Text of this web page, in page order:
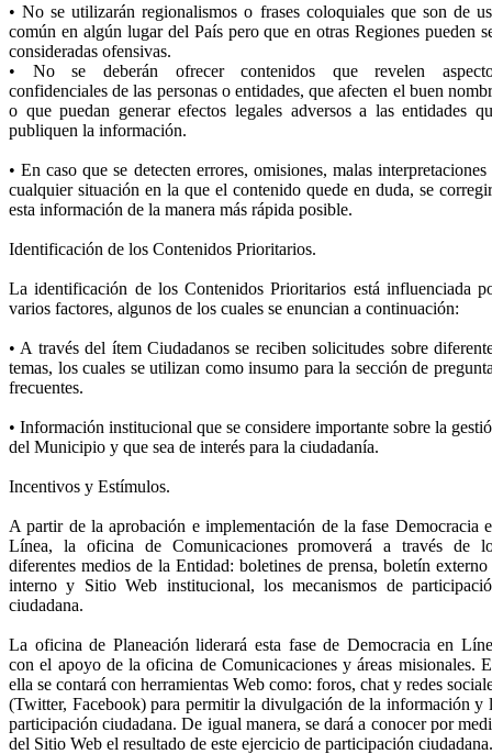
• No se utilizarán regionalismos o frases coloquiales que son de
común en algún lugar del País pero que en otras Regiones pueden
consideradas ofensivas.
• No se deberán ofrecer contenidos que revelen
confidenciales de las personas o entidades, que afecten el buen
o que puedan generar efectos legales adversos a las entidades
publiquen la información.
• En caso que se detecten errores, omisiones, malas interpretaciones
cualquier situación en la que el contenido quede en duda, se
esta información de la manera más rápida posible.
Identificación de los Contenidos Prioritarios.
La identificación de los Contenidos Prioritarios está influenciada
varios factores, algunos de los cuales se enuncian a continuación:
• A través del ítem Ciudadanos se reciben solicitudes sobre
temas, los cuales se utilizan como insumo para la sección de
frecuentes.
• Información institucional que se considere importante sobre la
del Municipio y que sea de interés para la ciudadanía.
Incentivos y Estímulos.
A partir de la aprobación e implementación de la fase Democracia
Línea, la oficina de Comunicaciones promoverá a través de
diferentes medios de la Entidad: boletines de prensa, boletín externo
interno y Sitio Web institucional, los mecanismos de
ciudadana.
La oficina de Planeación liderará esta fase de Democracia en
con el apoyo de la oficina de Comunicaciones y áreas misionales.
ella se contará con herramientas Web como: foros, chat y redes
(Twitter, Facebook) para permitir la divulgación de la información y
participación ciudadana. De igual manera, se dará a conocer por
del Sitio Web el resultado de este ejercicio de participación ciudadana.